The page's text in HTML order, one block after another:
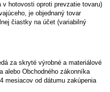
hotovosti oproti prevzatie tovaru)
je objednaný tovar
čiastky na účet (variabilný
za skryté výrobné a materiálové
alebo Obchodného zákonníka
mesiacov od dátumu zakúpenia